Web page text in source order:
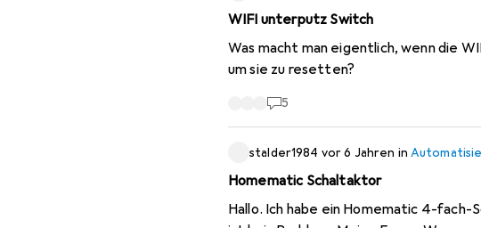
WIFI unterputz Switch
Was macht man eigentlich, wenn die
um sie zu resetten?
5
stalder1984 vor 6 Jahren in
Homematic Schaltaktor
Hallo. Ich habe ein Homematic 4-fach-